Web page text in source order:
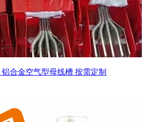
合金空气型母线槽 按需定制